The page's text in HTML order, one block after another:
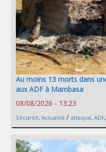
Au moins 13 morts dans
aux ADF à Mambasa
08/08/2026 - 13:23
Sécurité, Actualité / attaque, ADF,